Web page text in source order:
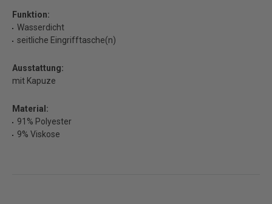
Funktion:
Wasserdicht
seitliche Eingrifftasche(n)
Ausstattung:
mit Kapuze
Material:
91% Polyester
9% Viskose